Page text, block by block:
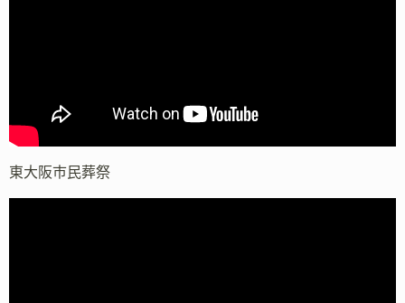
東大阪市民葬祭